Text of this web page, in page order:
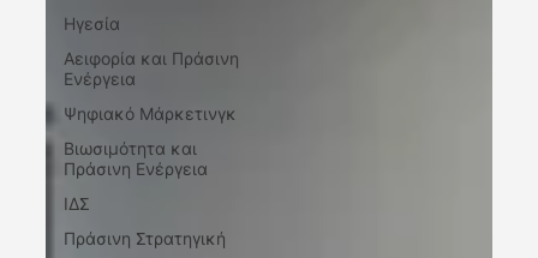
Ηγεσία
Αειφορία και Πράσινη
Ενέργεια
Ψηφιακό Μάρκετινγκ
Βιωσιμότητα και
Πράσινη Ενέργεια
ΙΔΣ
Πράσινη Στρατηγική